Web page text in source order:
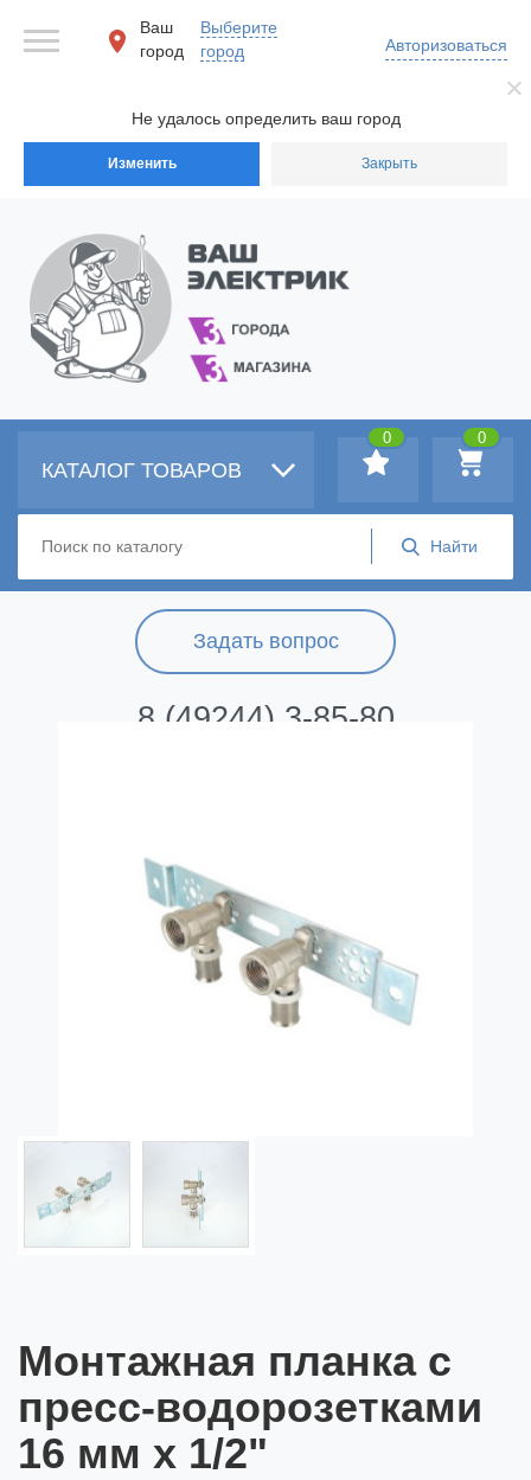
Не удалось определить ваш город
Изменить Закрыть
Ваш
город
Выберите
город
Авторизоваться
Задать вопрос
8 (49244) 3-85-80
КАТАЛОГ ТОВАРОВ
0
0
Монтажная планка с
пресс-водорозетками
16 мм х 1/2"